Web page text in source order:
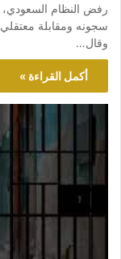
رفض النظام السعودي،
سجونه ومقابلة
وقال…
أكمل القراءة »